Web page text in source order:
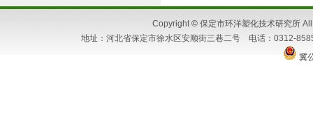
Copyright©保定市环洋塑化技术研究所
地址：河北省保定市徐水区安顺街三巷二号 电话：0312-
冀